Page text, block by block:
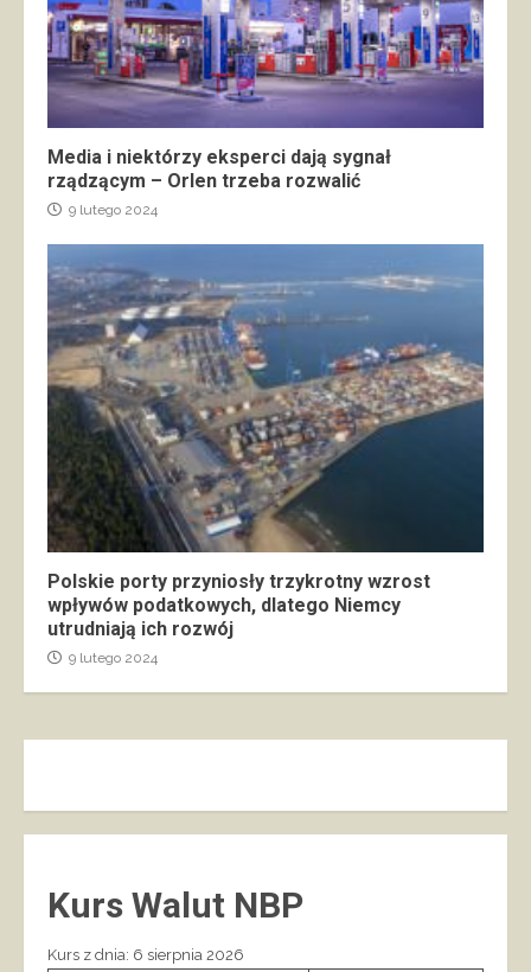
Media i niektórzy eksperci dają sygnał
rządzącym – Orlen trzeba rozwalić
9 lutego 2024
Polskie porty przyniosły trzykrotny wzrost
wpływów podatkowych, dlatego Niemcy
utrudniają ich rozwój
9 lutego 2024
Kurs Walut NBP
Kurs z dnia: 6 sierpnia 2026